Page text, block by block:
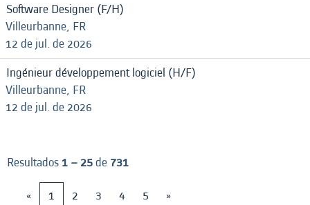
Software Designer (F/H)
Villeurbanne, FR
12 de jul. de 2026
Ingénieur développement logiciel (H/F)
Villeurbanne, FR
12 de jul. de 2026
Resultados1 – 25de 731
«
1 2 3 4 5 »